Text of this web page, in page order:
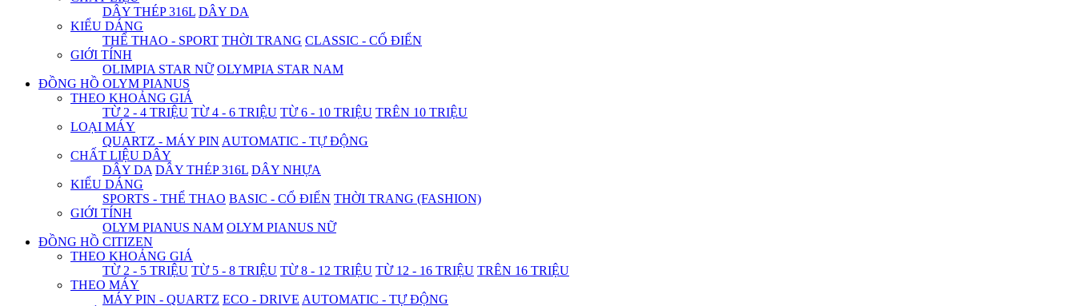
DÂY THÉP 316L DÂY DA
KIỂU DÁNG
THỂ THAO - SPORT THỜI TRANG CLASSIC - CỔ ĐIỂN
GIỚI TÍNH
OLIMPIA STAR NỮ OLYMPIA STAR NAM
ĐỒNG HỒ OLYM PIANUS
THEO KHOẢNG GIÁ
TỪ 2 - 4 TRIỆU TỪ 4 - 6 TRIỆU TỪ 6 - 10 TRIỆU TRÊN 10 TRIỆU
LOẠI MÁY
QUARTZ - MÁY PIN AUTOMATIC - TỰ ĐỘNG
CHẤT LIỆU DÂY
DÂY DA DÂY THÉP 316L DÂY NHỰA
KIỂU DÁNG
SPORTS - THỂ THAO BASIC - CỔ ĐIỂN THỜI TRANG (FASHION)
GIỚI TÍNH
OLYM PIANUS NAM OLYM PIANUS NỮ
ĐỒNG HỒ CITIZEN
THEO KHOẢNG GIÁ
TỪ 2 - 5 TRIỆU TỪ 5 - 8 TRIỆU TỪ 8 - 12 TRIỆU TỪ 12 - 16 TRIỆU TRÊN 16 TRIỆU
THEO MÁY
MÁY PIN - QUARTZ ECO - DRIVE AUTOMATIC - TỰ ĐỘNG